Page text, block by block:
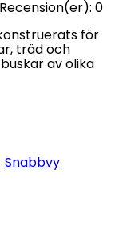
Recension(er): 0
för
träd och
av olika
Snabbvy